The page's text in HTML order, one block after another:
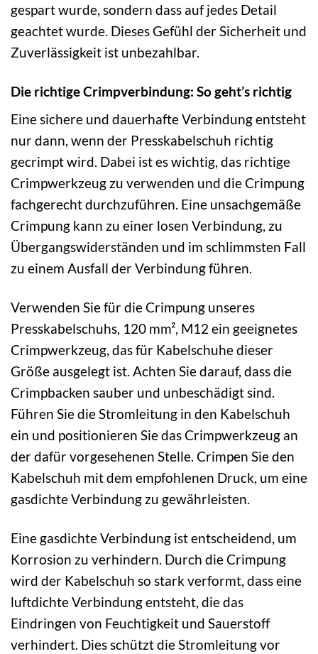
gespart wurde, sondern dass auf jedes Detail
geachtet wurde. Dieses Gefühl der Sicherheit und
Zuverlässigkeit ist unbezahlbar.
Die richtige Crimpverbindung: So geht’s richtig
Eine sichere und dauerhafte Verbindung entsteht
nur dann, wenn der Presskabelschuh richtig
gecrimpt wird. Dabei ist es wichtig, das richtige
Crimpwerkzeug zu verwenden und die Crimpung
fachgerecht durchzuführen. Eine unsachgemäße
Crimpung kann zu einer losen Verbindung, zu
Übergangswiderständen und im schlimmsten Fall
zu einem Ausfall der Verbindung führen.
Verwenden Sie für die Crimpung unseres
Presskabelschuhs, 120 mm², M12 ein geeignetes
Crimpwerkzeug, das für Kabelschuhe dieser
Größe ausgelegt ist. Achten Sie darauf, dass die
Crimpbacken sauber und unbeschädigt sind.
Führen Sie die Stromleitung in den Kabelschuh
ein und positionieren Sie das Crimpwerkzeug an
der dafür vorgesehenen Stelle. Crimpen Sie den
Kabelschuh mit dem empfohlenen Druck, um eine
gasdichte Verbindung zu gewährleisten.
Eine gasdichte Verbindung ist entscheidend, um
Korrosion zu verhindern. Durch die Crimpung
wird der Kabelschuh so stark verformt, dass eine
luftdichte Verbindung entsteht, die das
Eindringen von Feuchtigkeit und Sauerstoff
verhindert. Dies schützt die Stromleitung vor